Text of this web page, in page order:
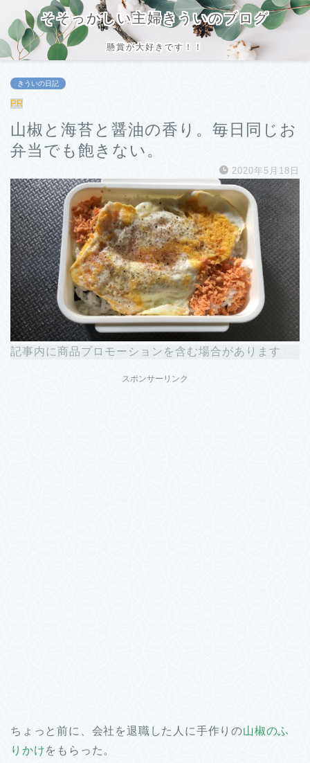
そそっかしい主婦きういのブログ
懸賞が大好きです！！
きういの日記
PR
山椒と海苔と醤油の香り。毎日同じお
弁当でも飽きない。
2020年5月18日
記事内に商品プロモーションを含む場合があります
スポンサーリンク
ちょっと前に、会社を退職した人に手作りの山椒のふ
りかけをもらった。